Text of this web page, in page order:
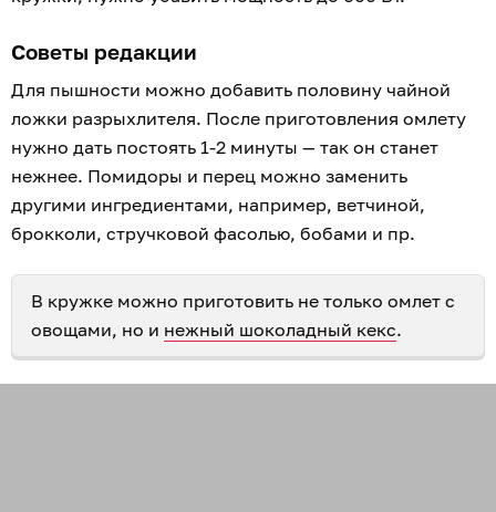
Советы редакции
Для пышности можно добавить половину чайной
ложки разрыхлителя. После приготовления омлету
нужно дать постоять 1-2 минуты — так он станет
нежнее. Помидоры и перец можно заменить
другими ингредиентами, например, ветчиной,
брокколи, стручковой фасолью, бобами и пр.
В кружке можно приготовить не только омлет с
овощами, но и нежный шоколадный кекс.